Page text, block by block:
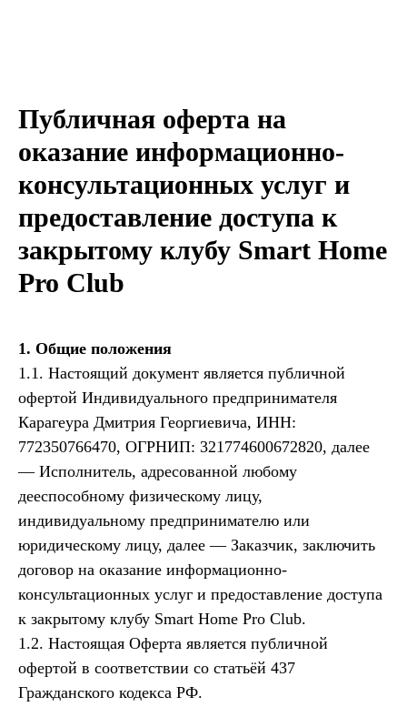
Публичная оферта на
оказание информационно-
консультационных услуг и
предоставление доступа к
закрытому клубу Smart Home
Pro Club
1. Общие положения
1.1. Настоящий документ является публичной
офертой Индивидуального предпринимателя
Карагеура Дмитрия Георгиевича, ИНН:
772350766470, ОГРНИП: 321774600672820, далее
— Исполнитель, адресованной любому
дееспособному физическому лицу,
индивидуальному предпринимателю или
юридическому лицу, далее — Заказчик, заключить
договор на оказание информационно-
консультационных услуг и предоставление доступа
к закрытому клубу Smart Home Pro Club.
1.2. Настоящая Оферта является публичной
офертой в соответствии со статьёй 437
Гражданского кодекса РФ.